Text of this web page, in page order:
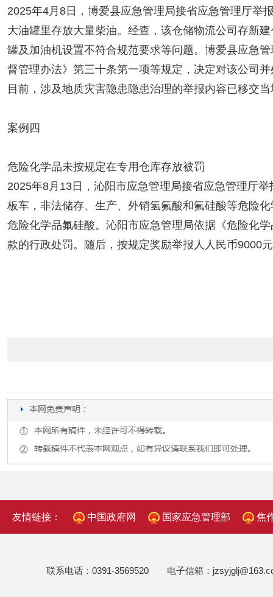
2025年4月8日，博爱县应急管理局接省应急管理厅举
大油罐里存放大量柴油。经查，该仓储物流公司存新
罐及加油机设置不符合规范要求等问题。博爱县应急
督管理办法》第三十条第一项等规定，决定对该公司
目前，涉及地质灾害隐患隐患治理的举报内容已移交
案例四
危险化学品未按规定在专用仓库存放被罚
2025年8月13日，沁阳市应急管理局接省应急管理厅
板车，非法储存、生产、外销氢氟酸和氟硅酸等危险
危险化学品氟硅酸。沁阳市应急管理局依据《危险化
款的行政处罚。随后，按规定奖励举报人人民币9000
友情链接： 中国政府网 国家应急管理部 焦
联系电话：0391-3569520 电子信箱：